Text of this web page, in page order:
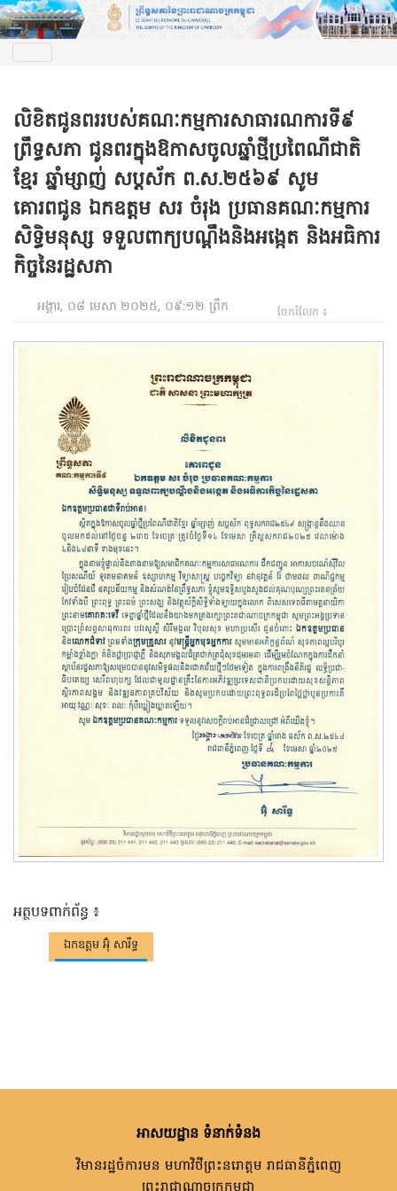
លិខិតជូនពររបស់គណៈកម្មការសាធារណការទី៩
ព្រឹទ្ធសភា ជូនពរក្នុងឱកាសចូលឆ្នាំថ្មីប្រពៃណីជាតិ
ខ្មែរ ឆ្នាំម្សាញ់ សប្តស័ក ព.ស.២៥៦៩ សូម
គោរពជូន ឯកឧត្តម សរ ចំរុង ប្រធានគណៈកម្មការ
សិទ្ធិមនុស្ស ទទួលពាក្យបណ្តឹងនិងអង្កេត និងអធិការ
កិច្ចនៃរដ្ឋសភា
អង្គារ, ០៨ មេសា ២០២៥, ០៩:១២ ព្រឹក ចែករំលែក ៖
អត្ថបទពាក់ព័ន្ធ ៖
ឯកឧត្តម អ៊ុំ សារឹទ្ធ
អាសយដ្ឋាន ទំនាក់ទំនង
វិមានរដ្ឋចំការមន មហាវិថីព្រះនរោត្តម រាជធានីភ្នំពេញ